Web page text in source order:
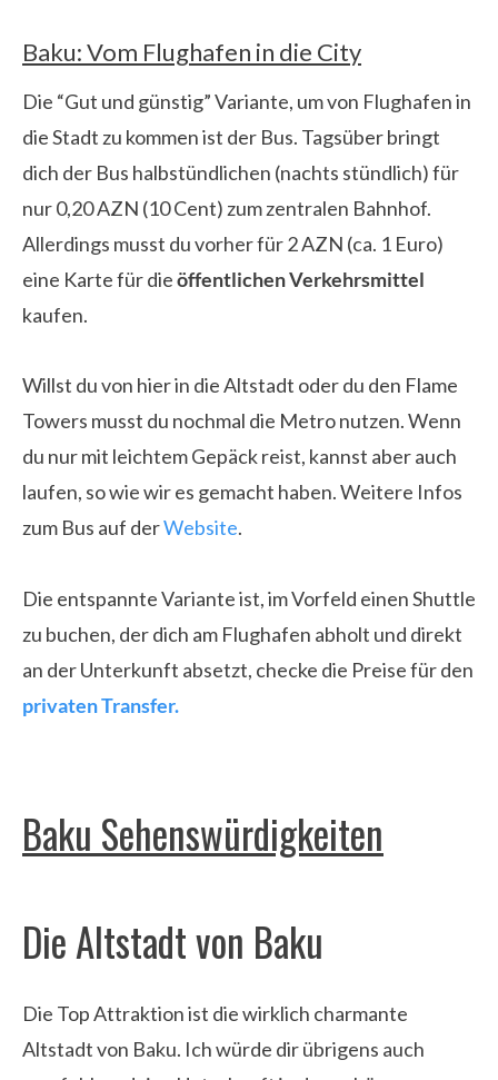
Baku: Vom Flughafen in die City
Die “Gut und günstig” Variante, um von Flughafen in
die Stadt zu kommen ist der Bus. Tagsüber bringt
dich der Bus halbstündlichen (nachts stündlich) für
nur 0,20 AZN (10 Cent) zum zentralen Bahnhof.
Allerdings musst du vorher für 2 AZN (ca. 1 Euro)
eine Karte für dieöffentlichen Verkehrsmittel
kaufen.
Willst du von hier in die Altstadt oder du den Flame
Towers musst du nochmal die Metro nutzen. Wenn
du nur mit leichtem Gepäck reist, kannst aber auch
laufen, so wie wir es gemacht haben. Weitere Infos
zum Bus auf derWebsite.
Die entspannte Variante ist, im Vorfeld einen Shuttle
zu buchen, der dich am Flughafen abholt und direkt
an der Unterkunft absetzt, checke die Preise für den
privaten Transfer.
Baku Sehenswürdigkeiten
Die Altstadt von Baku
Die Top Attraktion ist die wirklich charmante
Altstadt von Baku. Ich würde dir übrigens auch